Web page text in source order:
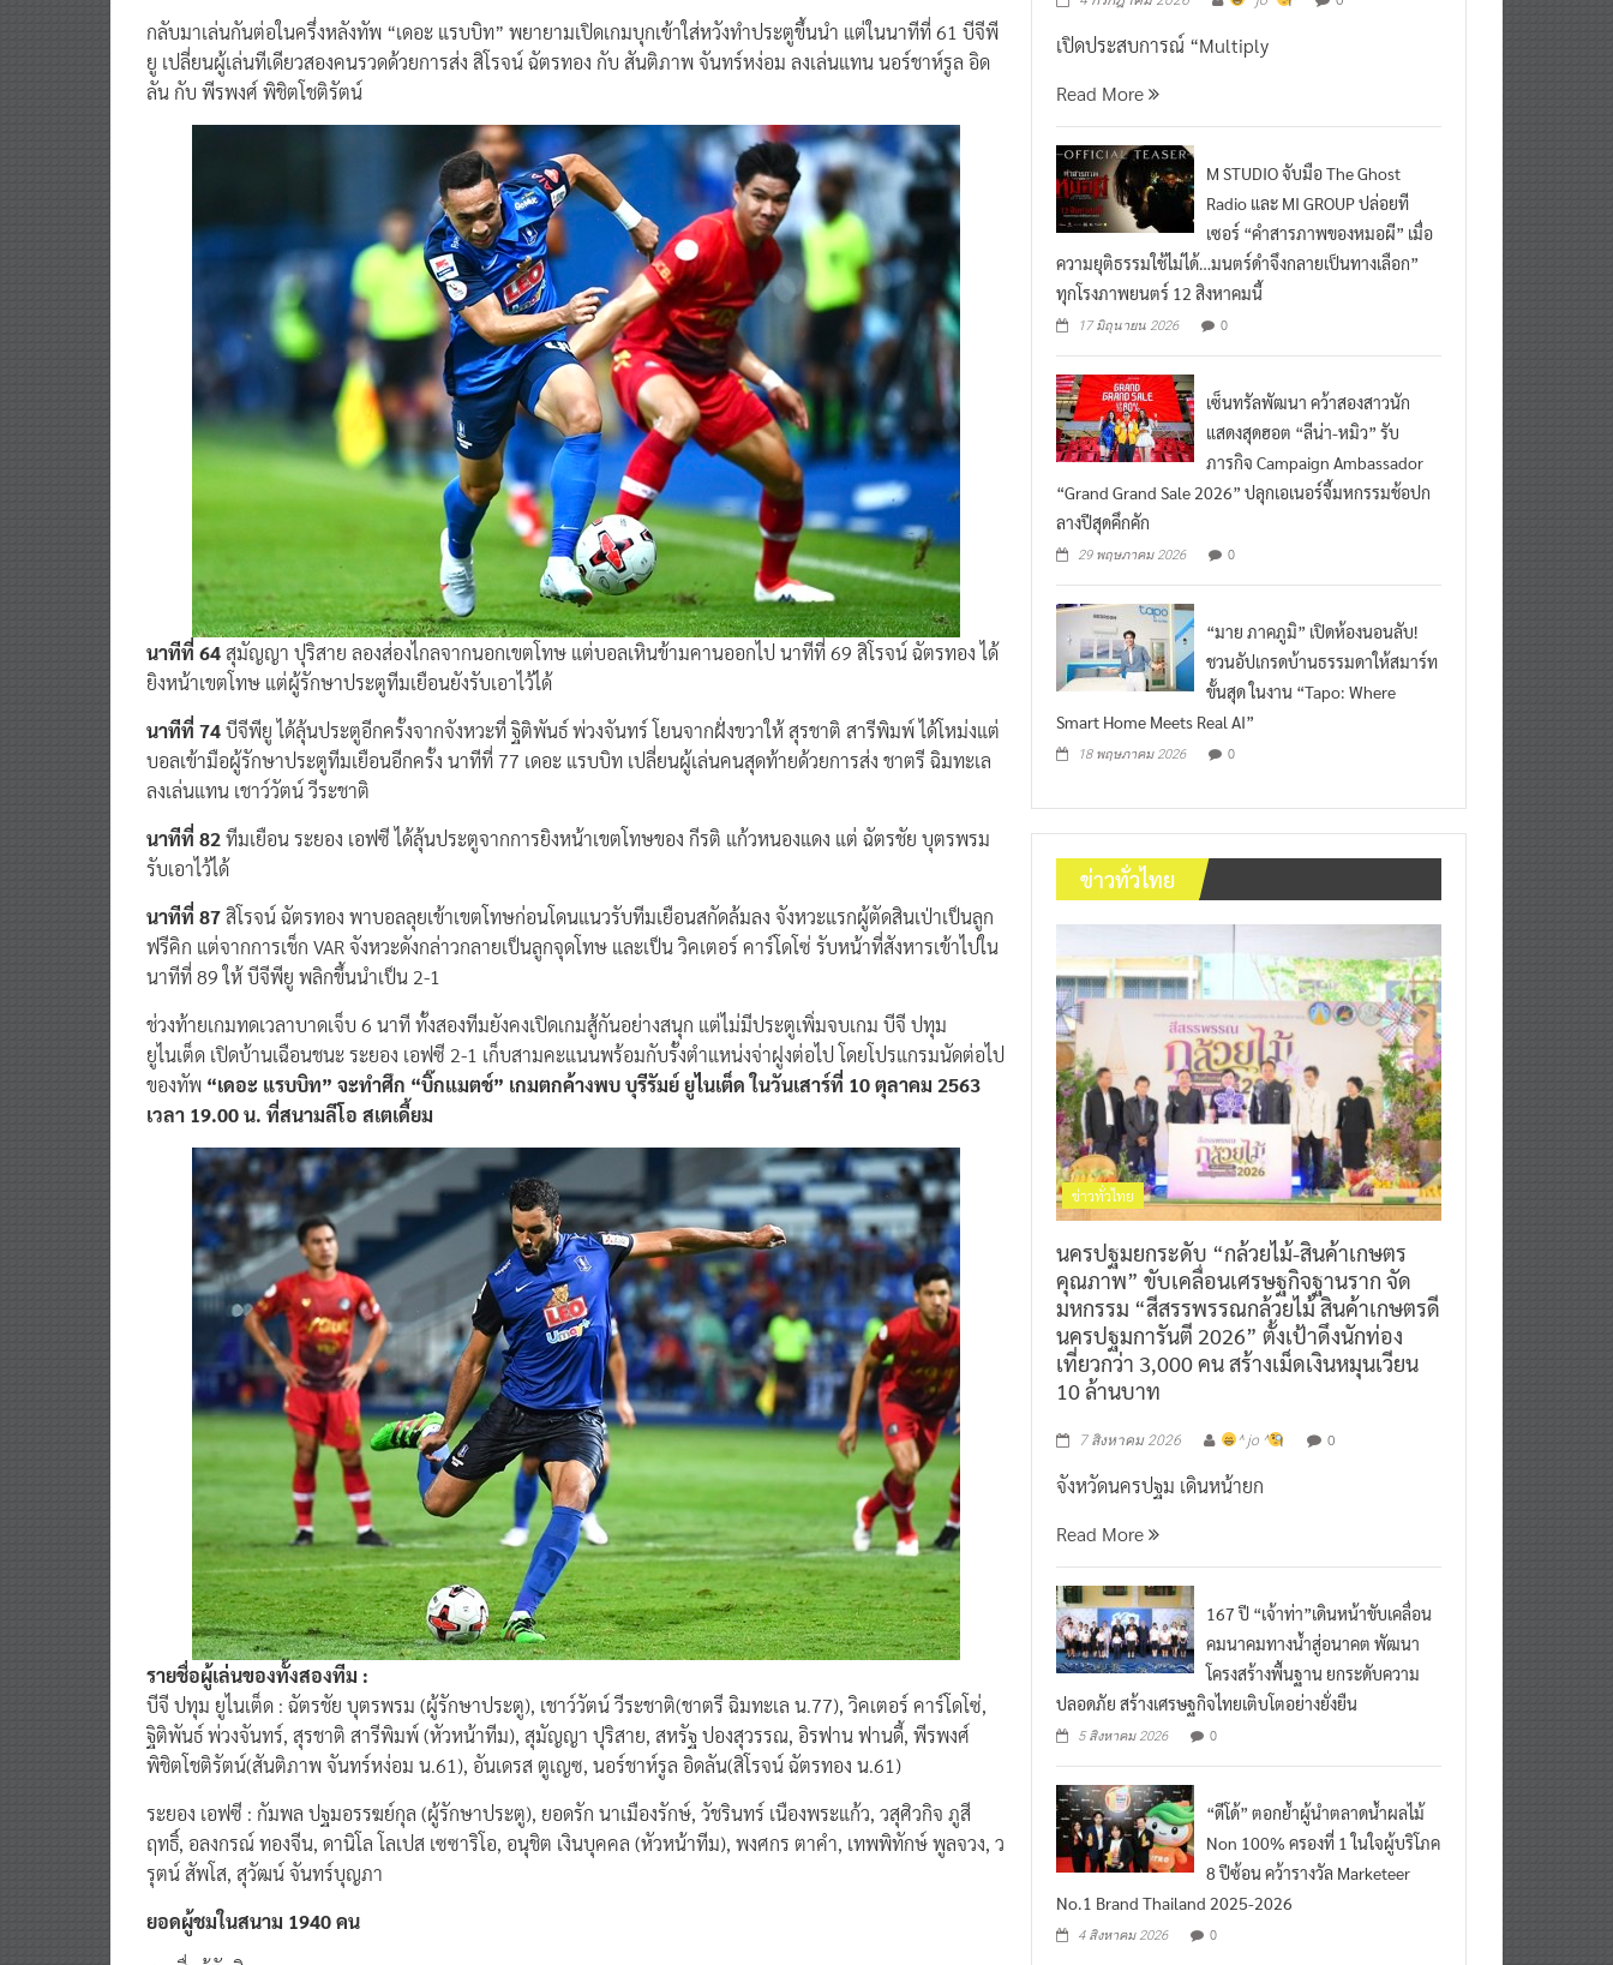
กลับมาเล่นกันต่อในครึ่งหลังทัพ “เดอะ แรบบิท” พยายามเปิดเกมบุกเข้าใส่หวังทำประตูขึ้นนำ แต่ในนาทีที่ 61 บีจีพี
ยู เปลี่ยนผู้เล่นทีเดียวสองคนรวดด้วยการส่ง สิโรจน์ ฉัตรทอง กับ สันติภาพ จันทร์หง่อม ลงเล่นแทน นอร์ชาห์รูล อิด
ลัน กับ พีรพงศ์ พิชิตโชติรัตน์
นาทีที่ 64สุมัญญา ปุริสาย ลองส่องไกลจากนอกเขตโทษ แต่บอลเหินข้ามคานออกไป นาทีที่ 69 สิโรจน์ ฉัตรทอง ได้
ยิงหน้าเขตโทษ แต่ผู้รักษาประตูทีมเยือนยังรับเอาไว้ได้
นาทีที่ 74
บีจีพียู ได้ลุ้นประตูอีกครั้งจากจังหวะที่ ฐิติพันธ์ พ่วงจันทร์ โยนจากฝั่งขวาให้ สุรชาติ สารีพิมพ์ ได้โหม่งแต่
บอลเข้ามือผู้รักษาประตูทีมเยือนอีกครั้ง นาทีที่ 77 เดอะ แรบบิท เปลี่ยนผู้เล่นคนสุดท้ายด้วยการส่ง ชาตรี ฉิมทะเล
ลงเล่นแทน เชาว์วัตน์ วีระชาติ
นาทีที่ 82
ทีมเยือน ระยอง เอฟซี ได้ลุ้นประตูจากการยิงหน้าเขตโทษของ กีรติ แก้วหนองแดง แต่ ฉัตรชัย บุตรพรม
รับเอาไว้ได้
นาทีที่ 87
สิโรจน์ ฉัตรทอง พาบอลลุยเข้าเขตโทษก่อนโดนแนวรับทีมเยือนสกัดล้มลง จังหวะแรกผู้ตัดสินเป่าเป็นลูก
ฟรีคิก แต่จากการเช็ก VAR จังหวะดังกล่าวกลายเป็นลูกจุดโทษ และเป็น วิคเตอร์ คาร์โดโซ่ รับหน้าที่สังหารเข้าไปใน
นาทีที่ 89 ให้ บีจีพียู พลิกขึ้นนำเป็น 2-1
ช่วงท้ายเกมทดเวลาบาดเจ็บ 6 นาที ทั้งสองทีมยังคงเปิดเกมสู้กันอย่างสนุก แต่ไม่มีประตูเพิ่มจบเกม บีจี ปทุม
ยูไนเต็ด เปิดบ้านเฉือนชนะ ระยอง เอฟซี 2-1 เก็บสามคะแนนพร้อมกับรั้งตำแหน่งจ่าฝูงต่อไป โดยโปรแกรมนัดต่อไป
ของทัพ “เดอะ แรบบิท” จะทำศึก “บิ๊กแมตช์” เกมตกค้างพบ บุรีรัมย์ ยูไนเต็ด ในวันเสาร์ที่ 10 ตุลาคม 2563
เวลา 19.00 น. ที่สนามลีโอ สเตเดี้ยม
รายชื่อผู้เล่นของทั้งสองทีม :
บีจี ปทุม ยูไนเต็ด : ฉัตรชัย บุตรพรม (ผู้รักษาประตู), เชาว์วัตน์ วีระชาติ(ชาตรี ฉิมทะเล น.77), วิคเตอร์ คาร์โดโซ่,
ฐิติพันธ์ พ่วงจันทร์, สุรชาติ สารีพิมพ์ (หัวหน้าทีม), สุมัญญา ปุริสาย, สหรัฐ ปองสุวรรณ, อิรฟาน ฟานดี้, พีรพงศ์
พิชิตโชติรัตน์(สันติภาพ จันทร์หง่อม น.61), อันเดรส ตูเญซ, นอร์ชาห์รูล อิดลัน(สิโรจน์ ฉัตรทอง น.61)
ระยอง เอฟซี : กัมพล ปฐมอรรฆย์กุล (ผู้รักษาประตู), ยอดรัก นาเมืองรักษ์, วัชรินทร์ เนืองพระแก้ว, วสุศิวกิจ ภูสี
ฤทธิ์, อลงกรณ์ ทองจีน, ดานิโล โลเปส เซซาริโอ, อนุชิต เงินบุคคล (หัวหน้าทีม), พงศกร ตาคำ, เทพพิทักษ์ พูลจวง, ว
รุตน์ สัพโส, สุวัฒน์ จันทร์บุญภา
ยอดผู้ชมในสนาม 1940 คน
รายชื่อผู้ตัดสิน :
เปิดประสบการณ์ “Multiply
Radio และ MI GROUP ปล่อยที
เซอร์ “คำสารภาพของหมอผี” เมื่อ
ความยุติธรรมใช้ไม่ได้…มนตร์ดำจึงกลายเป็นทางเลือก”
ทุกโรงภาพยนตร์ 12 สิงหาคมนี้
แสดงสุดฮอต “ลีน่า-หมิว” รับ
ภารกิจ Campaign Ambassador
“Grand Grand Sale 2026” ปลุกเอเนอร์จี้มหกรรมช้อปก
ลางปีสุดคึกคัก
29 พฤษภาคม 2026
ชวนอัปเกรดบ้านธรรมดาให้สมาร์ท
ขั้นสุด ในงาน “Tapo: Where
Smart Home Meets Real AI”
ข่าวทั่วไทย
ข่าวทั่วไทย
นครปฐมยกระดับ “กล้วยไม้-สินค้าเกษตร
คุณภาพ” ขับเคลื่อนเศรษฐกิจฐานราก จัด
มหกรรม “สีสรรพรรณกล้วยไม้ สินค้าเกษตรดี
นครปฐมการันตี 2026” ตั้งเป้าดึงนักท่อง
เที่ยวกว่า 3,000 คน สร้างเม็ดเงินหมุนเวียน
10 ล้านบาท
167 ปี “เจ้าท่า”เดินหน้าขับเคลื่อน
คมนาคมทางน้ำสู่อนาคต พัฒนา
โครงสร้างพื้นฐาน ยกระดับความ
ปลอดภัย สร้างเศรษฐกิจไทยเติบโตอย่างยั่งยืน
0
Non 100% ครองที่ 1 ในใจผู้บริโภค
8 ปีซ้อน คว้ารางวัล Marketeer
No.1 Brand Thailand 2025-2026
0